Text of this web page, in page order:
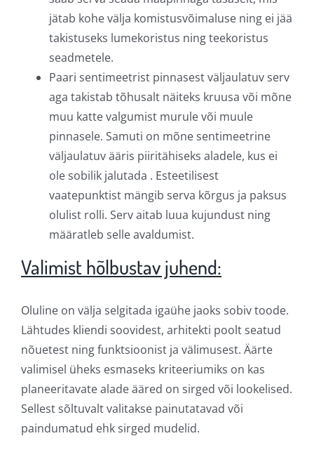
jätab kohe välja komistusvõimaluse ning ei jää
takistuseks lumekoristus ning teekoristus
seadmetele.
Paari sentimeetrist pinnasest väljaulatuv serv
aga takistab tõhusalt näiteks kruusa või mõne
muu katte valgumist murule või muule
pinnasele. Samuti on mõne sentimeetrine
väljaulatuv ääris piiritähiseks aladele, kus ei
ole sobilik jalutada . Esteetilisest
vaatepunktist mängib serva kõrgus ja paksus
olulist rolli. Serv aitab luua kujundust ning
määratleb selle avaldumist.
Valimist hõlbustav juhend:
Oluline on välja selgitada igaühe jaoks sobiv toode.
Lähtudes kliendi soovidest, arhitekti poolt seatud
nõuetest ning funktsioonist ja välimusest. Äärte
valimisel üheks esmaseks kriteeriumiks on kas
planeeritavate alade ääred on sirged või lookelised.
Sellest sõltuvalt valitakse painutatavad või
paindumatud ehk sirged mudelid.